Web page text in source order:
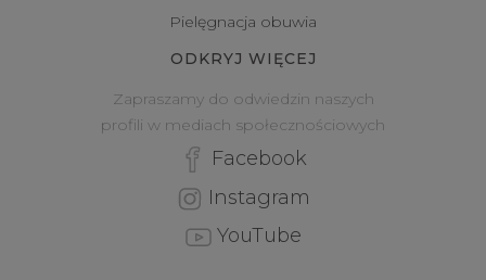
Pielęgnacja obuwia
ODKRYJ WIĘCEJ
Zapraszamy do odwiedzin naszych
profili w mediach społecznościowych
Facebook
Instagram
YouTube